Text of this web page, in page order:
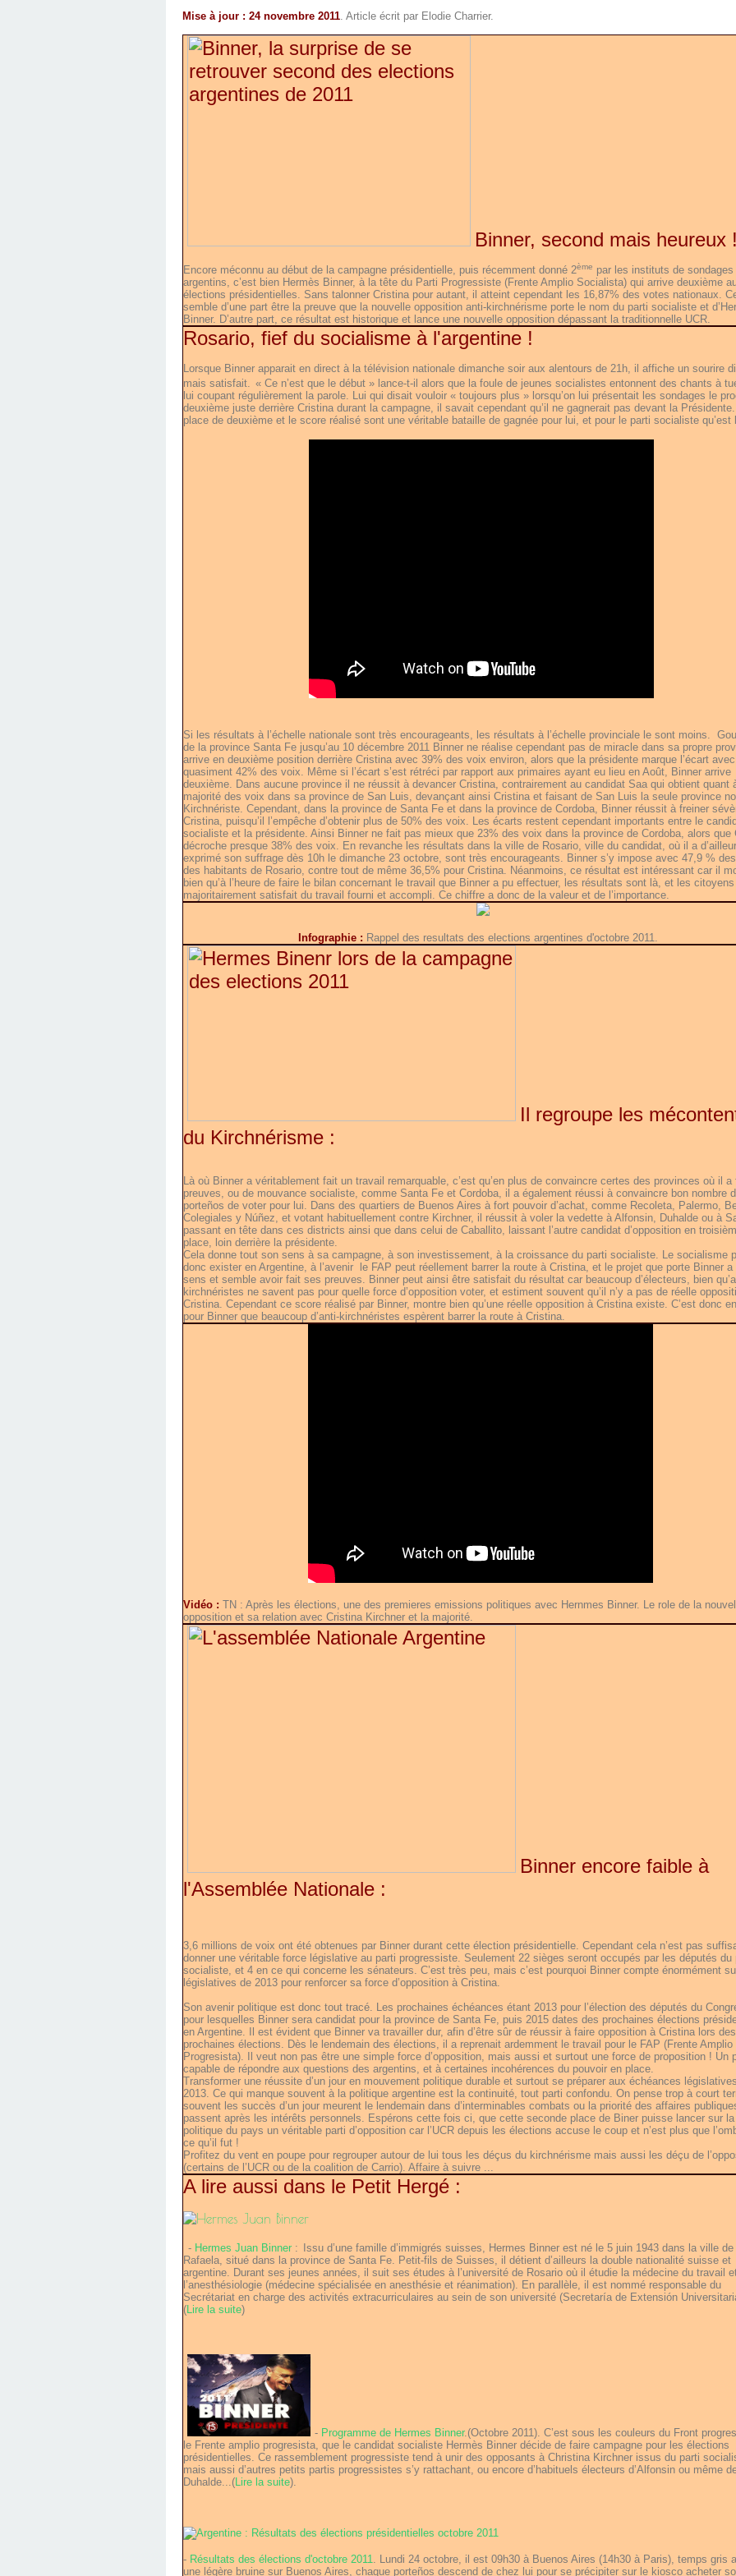
Mise à jour : 24 novembre 2011. Article écrit par Elodie Charrier.
Binner, second mais heureux
Encore méconnu au début de la campagne présidentielle, puis récemment donné 2ème par les instituts de sondages
argentins, c’est bien Hermès Binner, à la tête du Parti Progressiste (Frente Amplio Socialista) qui arrive deuxième
élections présidentielles. Sans talonner Cristina pour autant, il atteint cependant les 16,87% des votes nationaux.
semble d’une part être la preuve que la nouvelle opposition anti-kirchnérisme porte le nom du parti socialiste et
Binner. D’autre part, ce résultat est historique et lance une nouvelle opposition dépassant la traditionnelle UCR.
Rosario, fief du socialisme à l'argentine !
Lorsque Binner apparait en direct à la télévision nationale dimanche soir aux alentours de 21h, il affiche un sourire
mais satisfait. « Ce n’est que le début » lance-t-il alors que la foule de jeunes socialistes entonnent des chants à
lui coupant régulièrement la parole. Lui qui disait vouloir « toujours plus » lorsqu’on lui présentait les sondages le
deuxième juste derrière Cristina durant la campagne, il savait cependant qu’il ne gagnerait pas devant la
place de deuxième et le score réalisé sont une véritable bataille de gagnée pour lui, et pour le parti socialiste qu’est
Si les résultats à l’échelle nationale sont très encourageants, les résultats à l’échelle provinciale le sont moins.
de la province Santa Fe jusqu’au 10 décembre 2011 Binner ne réalise cependant pas de miracle dans sa propre
arrive en deuxième position derrière Cristina avec 39% des voix environ, alors que la présidente marque l’écart avec
quasiment 42% des voix. Même si l’écart s’est rétréci par rapport aux primaires ayant eu lieu en Août, Binner arrive
deuxième. Dans aucune province il ne réussit à devancer Cristina, contrairement au candidat Saa qui obtient quant
majorité des voix dans sa province de San Luis, devançant ainsi Cristina et faisant de San Luis la seule province
Kirchnériste. Cependant, dans la province de Santa Fe et dans la province de Cordoba, Binner réussit à freiner
Cristina, puisqu’il l’empêche d’obtenir plus de 50% des voix. Les écarts restent cependant importants entre le
socialiste et la présidente. Ainsi Binner ne fait pas mieux que 23% des voix dans la province de Cordoba, alors que
décroche presque 38% des voix. En revanche les résultats dans la ville de Rosario, ville du candidat, où il a
exprimé son suffrage dès 10h le dimanche 23 octobre, sont très encourageants. Binner s’y impose avec 47,9 %
des habitants de Rosario, contre tout de même 36,5% pour Cristina. Néanmoins, ce résultat est intéressant car il
bien qu’à l’heure de faire le bilan concernant le travail que Binner a pu effectuer, les résultats sont là, et les
majoritairement satisfait du travail fourni et accompli. Ce chiffre a donc de la valeur et de l’importance.
Infographie : Rappel des resultats des elections argentines d'octobre 2011.
Il regroupe les
du Kirchnérisme :
Là où Binner a véritablement fait un travail remarquable, c’est qu’en plus de convaincre certes des provinces où il
preuves, ou de mouvance socialiste, comme Santa Fe et Cordoba, il a également réussi à convaincre bon nombre
porteños de voter pour lui. Dans des quartiers de Buenos Aires à fort pouvoir d’achat, comme Recoleta, Palermo,
Colegiales y Núñez, et votant habituellement contre Kirchner, il réussit à voler la vedette à Alfonsin, Duhalde ou à
passant en tête dans ces districts ainsi que dans celui de Caballito, laissant l’autre candidat d’opposition en
place, loin derrière la présidente.
Cela donne tout son sens à sa campagne, à son investissement, à la croissance du parti socialiste. Le socialisme
donc exister en Argentine, à l’avenir
le FAP peut réellement barrer la route à Cristina, et le projet que porte Binner a
sens et semble avoir fait ses preuves. Binner peut ainsi être satisfait du résultat car beaucoup d’électeurs, bien
kirchnéristes ne savent pas pour quelle force d’opposition voter, et estiment souvent qu’il n’y a pas de réelle
Cristina. Cependant ce score réalisé par Binner, montre bien qu’une réelle opposition à Cristina existe. C’est donc
pour Binner que beaucoup d’anti-kirchnéristes espèrent barrer la route à Cristina.
Vidéo : TN : Après les élections, une des premieres emissions politiques avec Hernmes Binner. Le role de la
opposition et sa relation avec Cristina Kirchner et la majorité.
Binner encore faible à
l'Assemblée Nationale :
3,6 millions de voix ont été obtenues par Binner durant cette élection présidentielle. Cependant cela n’est pas
donner une véritable force législative au parti progressiste. Seulement 22 sièges seront occupés par les députés du
socialiste, et 4 en ce qui concerne les sénateurs. C’est très peu, mais c’est pourquoi Binner compte énormément
législatives de 2013 pour renforcer sa force d’opposition à Cristina.
Son avenir politique est donc tout tracé. Les prochaines échéances étant 2013 pour l’élection des députés du
pour lesquelles Binner sera candidat pour la province de Santa Fe, puis 2015 dates des prochaines élections
en Argentine. Il est évident que Binner va travailler dur, afin d’être sûr de réussir à faire opposition à Cristina lors des
prochaines élections. Dès le lendemain des élections, il a reprenait ardemment le travail pour le FAP (Frente Amplio
Progresista). Il veut non pas être une simple force d’opposition, mais aussi et surtout une force de proposition ! Un
capable de répondre aux questions des argentins, et à certaines incohérences du pouvoir en place.
Transformer une réussite d’un jour en mouvement politique durable et surtout se préparer aux échéances
2013. Ce qui manque souvent à la politique argentine est la continuité, tout parti confondu. On pense trop à court
souvent les succès d’un jour meurent le lendemain dans d’interminables combats ou la priorité des affaires
passent après les intérêts personnels. Espérons cette fois ci, que cette seconde place de Biner puisse lancer sur
politique du pays un véritable parti d’opposition car l’UCR depuis les élections accuse le coup et n’est plus que
ce qu’il fut !
Profitez du vent en poupe pour regrouper autour de lui tous les déçus du kirchnérisme mais aussi les déçu de
(certains de l’UCR ou de la coalition de Carrio). Affaire à suivre ...
A lire aussi dans le Petit Hergé :
- Hermes Juan Binner :
Issu d’une famille d’immigrés suisses, Hermes Binner est né le 5 juin 1943 dans la ville de
Rafaela, situé dans la province de Santa Fe. Petit-fils de Suisses, il détient d’ailleurs la double nationalité suisse et
argentine. Durant ses jeunes années, il suit ses études à l’université de Rosario où il étudie la médecine du travail
l’anesthésiologie (médecine spécialisée en anesthésie et réanimation). En parallèle, il est nommé responsable du
Secrétariat en charge des activités extracurriculaires au sein de son université (Secretaría de Extensión
(Lire la suite)
- Programme de Hermes Binner.(Octobre 2011). C’est sous les couleurs du Front
le Frente amplio progresista, que le candidat socialiste Hermès Binner décide de faire campagne pour les élections
présidentielles. Ce rassemblement progressiste tend à unir des opposants à Christina Kirchner issus du parti
mais aussi d’autres petits partis progressistes s’y rattachant, ou encore d’habituels électeurs d’Alfonsin ou même
Duhalde...(Lire la suite).
- Résultats des élections d'octobre 2011. Lundi 24 octobre, il est 09h30 à Buenos Aires (14h30 à Paris), temps gris
une légère bruine sur Buenos Aires, chaque porteños descend de chez lui pour se précipiter sur le kiosco acheter